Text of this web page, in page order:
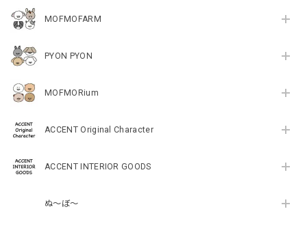
MOFMOFARM
PYON PYON
MOFMORium
ACCENT Original Character
ACCENT INTERIOR GOODS
ぬ～ぼ～